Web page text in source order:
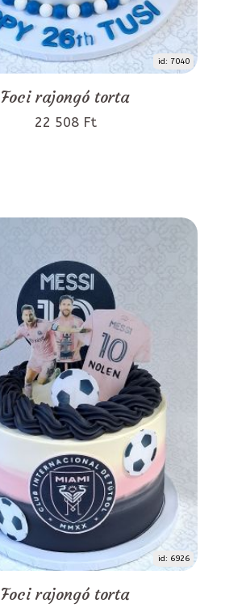
id: 7040
Foci rajongó torta
22 508 Ft
id: 6926
Foci rajongó torta